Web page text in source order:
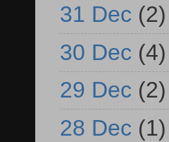
31 Dec (2)
30 Dec (4)
29 Dec (2)
28 Dec (1)